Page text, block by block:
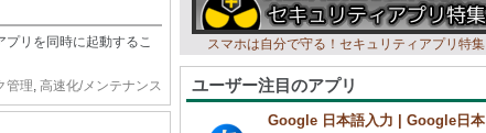
リを同時に起動するこ
管理, 高速化/メンテナンス
スマホは自分で守る！セキュリティアプリ特集
ユーザー注目のアプリ
Google 日本語入力 | Google日本